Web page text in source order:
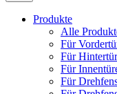
Produkte
Alle
Für
Für
Für
Für